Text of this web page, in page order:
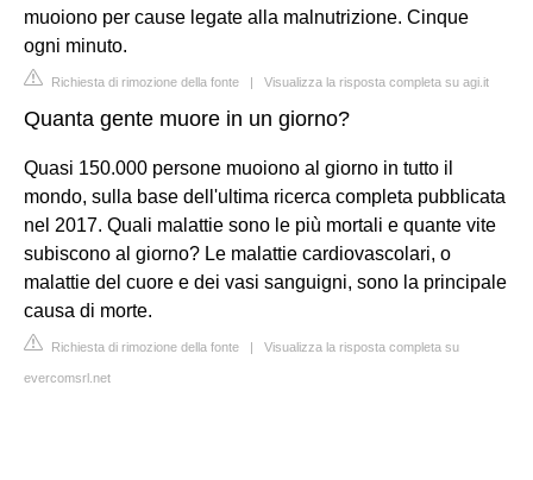
muoiono per cause legate alla malnutrizione. Cinque
ogni minuto.
Richiesta di rimozione della fonte | Visualizza la risposta completa su agi.it
Quanta gente muore in un giorno?
Quasi 150.000 persone muoiono al giorno in tutto il
mondo, sulla base dell'ultima ricerca completa pubblicata
nel 2017. Quali malattie sono le più mortali e quante vite
subiscono al giorno? Le malattie cardiovascolari, o
malattie del cuore e dei vasi sanguigni, sono la principale
causa di morte.
Richiesta di rimozione della fonte | Visualizza la risposta completa su
evercomsrl.net